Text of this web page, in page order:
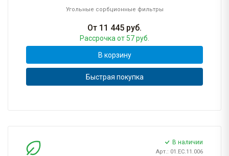
Угольные сорбционные фильтры
От 11 445 руб.
Рассрочка от 57 руб.
В корзину
Быстрая покупка
В наличии
Арт.: 01.ЕС.11.006